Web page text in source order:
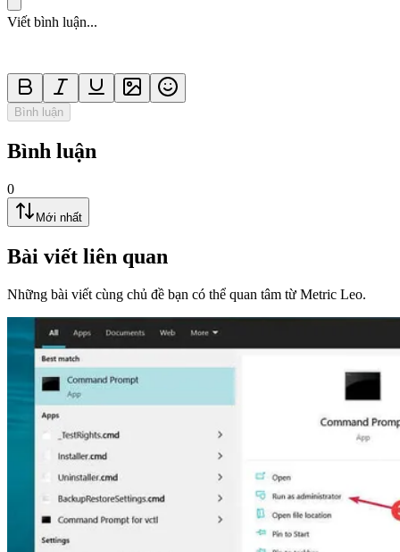
Viết bình luận...
Bình luận
Bình luận
0
Mới nhất
Bài viết liên quan
Những bài viết cùng chủ đề bạn có thể quan tâm từ Metric Leo.